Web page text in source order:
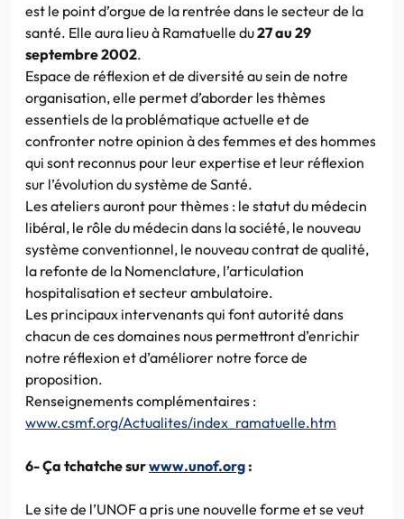
est le point d’orgue de la rentrée dans le secteur de la
santé. Elle aura lieu à Ramatuelle du27 au 29
septembre 2002.
Espace de réflexion et de diversité au sein de notre
organisation, elle permet d’aborder les thèmes
essentiels de la problématique actuelle et de
confronter notre opinion à des femmes et des hommes
qui sont reconnus pour leur expertise et leur réflexion
sur l’évolution du système de Santé.
Les ateliers auront pour thèmes : le statut du médecin
libéral, le rôle du médecin dans la société, le nouveau
système conventionnel, le nouveau contrat de qualité,
la refonte de la Nomenclature, l’articulation
hospitalisation et secteur ambulatoire.
Les principaux intervenants qui font autorité dans
chacun de ces domaines nous permettront d’enrichir
notre réflexion et d’améliorer notre force de
proposition.
Renseignements complémentaires :
www.csmf.org/Actualites/index_ramatuelle.htm
6- Ça tchatche surwww.unof.org :
Le site de l’UNOF a pris une nouvelle forme et se veut